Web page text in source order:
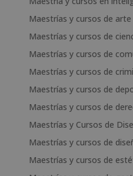
Maestrías y cursos de arte
Maestrías y cursos de
Maestrías y cursos de
Maestrías y cursos de
Maestrías y cursos de
Maestrías y cursos de
Maestrías y Cursos de
Maestrías y cursos de
Maestrías y cursos de